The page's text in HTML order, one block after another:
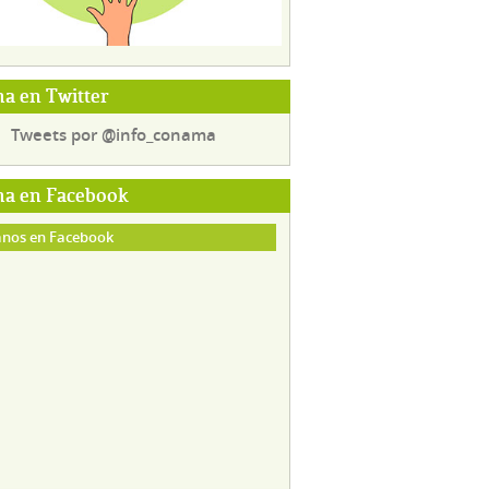
en Twitter
Tweets por @info_conama
en Facebook
en Facebook